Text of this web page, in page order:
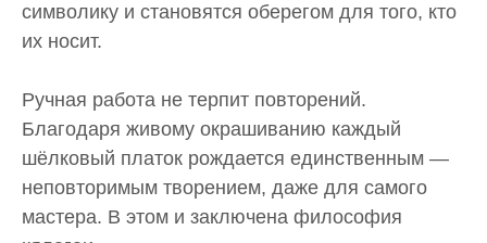
символику и становятся оберегом для того, кто
их носит.
Ручная работа не терпит повторений.
Благодаря живому окрашиванию каждый
шёлковый платок рождается единственным —
неповторимым творением, даже для самого
мастера. В этом и заключена философия